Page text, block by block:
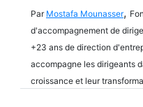
Par Mostafa Mounasser,
d'accompagnement de
+23 ans de direction
accompagne les dirigeants
croissance et leur